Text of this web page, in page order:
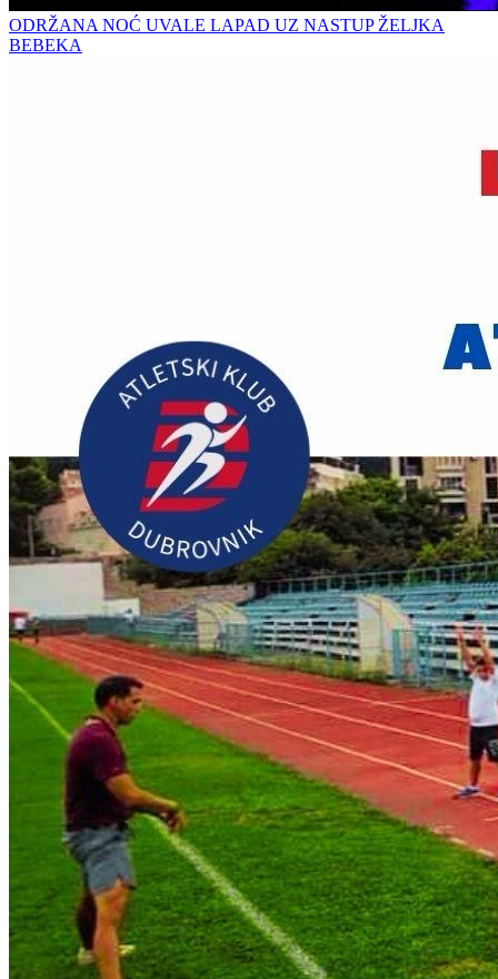
ODRŽANA NOĆ UVALE LAPAD UZ NASTUP ŽELJKA
BEBEKA